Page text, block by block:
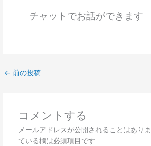
チャットでお話ができます
← 前の投稿
コメントする
メールアドレスが公開されることはありま
ている欄は必須項目です